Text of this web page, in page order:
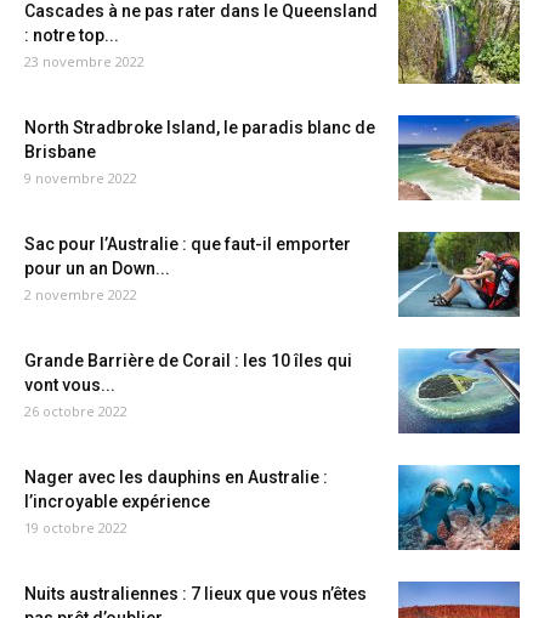
Cascades à ne pas rater dans le Queensland
: notre top...
23 novembre 2022
North Stradbroke Island, le paradis blanc de
Brisbane
9 novembre 2022
Sac pour l’Australie : que faut-il emporter
pour un an Down...
2 novembre 2022
Grande Barrière de Corail : les 10 îles qui
vont vous...
26 octobre 2022
Nager avec les dauphins en Australie :
l’incroyable expérience
19 octobre 2022
Nuits australiennes : 7 lieux que vous n’êtes